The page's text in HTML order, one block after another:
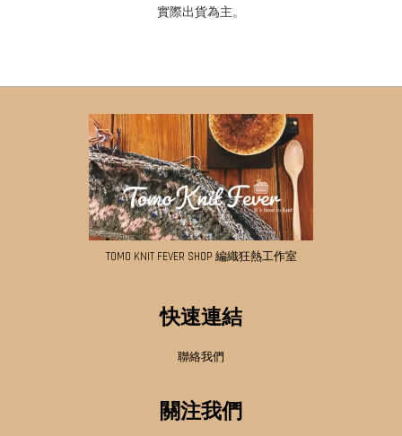
實際出貨為主。
TOMO KNIT FEVER SHOP 編織狂熱工作室
快速連結
聯絡我們
關注我們